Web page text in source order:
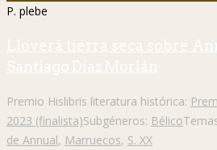
P. plebe
Lloverá tierra seca sobre
Santiago Díaz Morlán
Premio Hislibris literatura histórica:
2023 (finalista)Subgéneros: Bélico
de Annual, Marruecos, S. XX